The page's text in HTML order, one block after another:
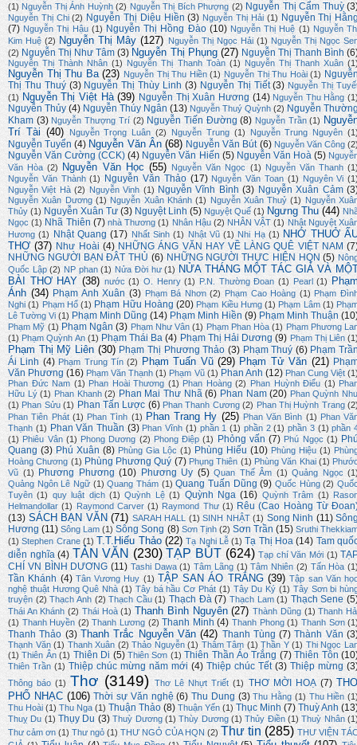
(1) Nguyễn Thị Ánh Huỳnh (2) Nguyễn Thị Bích Phượng (2) Nguyễn Thị Cẩm Thuỳ
Nguyễn Thị Chi (2) Nguyễn Thị Diệu Hiền (3) Nguyễn Thị Hải (1) Nguyễn Thị
(7) Nguyễn Thị Hậu (1) Nguyễn Thị Hồng Đào (10) Nguyễn Thị Huệ (1) Nguyễn
Kim Huệ (2) Nguyễn Thị Mây (127) Nguyễn Thị Ngọc Hải (1) Nguyễn Thị Ngọc
(2) Nguyễn Thị Như Tâm (3) Nguyễn Thị Phụng (27) Nguyễn Thị Thanh Bình
Nguyễn Thị Thành Nhân (1) Nguyễn Thị Thanh Toàn (1) Nguyễn Thị Thanh Xuân
Nguyễn Thị Thu Ba (23) Nguyễn Thị Thu Hiền (1) Nguyễn Thị Thu Hoài (1)
Thị Thu Thuý (3) Nguyễn Thị Thùy Linh (3) Nguyễn Thị Tiết (3) Nguyễn Thị
(1) Nguyễn Thị Việt Hà (39) Nguyễn Thị Xuân Hương (14) Nguyễn Thu Hằng
Nguyễn Thủy (4) Nguyễn Thúy Ngân (13) Nguyễn Thuý Quỳnh (2) Nguyễn
Kham (3) Nguyễn Thượng Trí (2) Nguyễn Tiến Đường (8) Nguyễn Trần (1)
Trí Tài (40) Nguyễn Trọng Luân (2) Nguyễn Trung (1) Nguyễn Trung Nguyên
Nguyễn Tuyển (4) Nguyễn Văn Ân (68) Nguyễn Văn Bút (6) Nguyễn Văn Công
Nguyễn Văn Cường (CCK) (4) Nguyễn Văn Hiến (5) Nguyễn Văn Hoà (5)
Văn Hòa (2) Nguyễn Văn Học (55) Nguyễn Văn Ngọc (1) Nguyễn Văn Thanh
Nguyễn Văn Thành (1) Nguyễn Văn Thảo (17) Nguyễn Văn Toan (1) Nguyên Vi
Nguyễn Việt Hà (2) Nguyễn Vinh (1) Nguyễn Vĩnh Bình (3) Nguyễn Xuân Cảm
Nguyễn Xuân Dương (1) Nguyễn Xuân Khánh (1) Nguyễn Xuân Thuỷ (1) Nguyễn
Thủy (1) Nguyễn Xuân Tư (3) Nguyệt Linh (5) Nguyệt Quế (1) Ngưng Thu (44)
Ngọc (1) Nhã Thiên (7) nhà Thương (1) Nhân Hậu (2) NHÂN VẬT (1) Nhật Nguyệt
Hương (1) Nhật Quang (17) Nhất Sinh (1) Nhật Vũ (1) Nhi Hạ (1) NHỚ THUỞ
THƠ (37) Như Hoài (4) NHỮNG ÁNG VĂN HAY VỀ LÀNG QUÊ VIỆT NAM
NHỮNG NGƯỜI BẠN ĐÂT THỦ (6) NHỮNG NGƯỜI THỰC HIỆN HQN (5)
Quốc Lập (2) NP phan (1) Nửa Đời hư (1) NỬA THÁNG MỘT TÁC GIẢ VÀ
BÀI THƠ HAY (38) nước (1) O. Henry (1) P.N. Thường Đoan (1) Pearl (1)
Ánh (34) Phạm Anh Xuân (3) Phạm Bá Nhơn (2) Phạm Cao Hoàng (1) Phạm
Nghi (1) Phạm Hổ (1) Phạm Hữu Hoàng (20) Phạm Kiều Hưng (1) Phạm Lâm (1)
Lê Tường Vi (1) Phạm Minh Dũng (14) Phạm Minh Hiền (9) Phạm Minh Thuận
Phạm Mỹ (1) Phạm Ngân (3) Phạm Như Vân (1) Phạm Phan Hòa (1) Phạm Phương
(1) Phạm Quỳnh An (1) Phạm Thái Ba (4) Phạm Thị Hải Dương (9) Phạm Thị Liên
Phạm Thị Mỹ Liên (30) Phạm Thị Phương Thảo (3) Phạm Thuý (6) Phạm
Ái Linh (4) Phạm Trung Tín (2) Phạm Tuấn Vũ (29) Phạm Tử Văn (21)
Văn Phương (16) Phạm Văn Thạnh (1) Phạm Vũ (1) Phan Anh (12) Phan Cung Việt
Phan Đức Nam (1) Phan Hoài Thương (1) Phan Hoàng (2) Phan Huỳnh Điểu (1)
Hữu Lý (1) Phan Khanh (2) Phan Mai Thư Nhã (6) Phan Nam (20) Phan Quỳnh
(1) Phan Sửu (1) Phan Tấn Lược (6) Phan Thanh Cương (2) Phan Thị Huỳnh Trang
Phan Tiên Phát (1) Phan Tình (1) Phan Trang Hy (25) Phan Văn Bình (1) Phan
Thạnh (1) Phan Văn Thuần (3) Phan Vĩnh (1) phần 1 (1) phần 2 (1) phần 3 (1) phần
(1) Phiêu Vân (1) Phong Dương (2) Phong Điệp (1) Phỏng vấn (7) Phú Ngọc (1)
Quang (3) Phú Xuân (8) Phùng Gia Lộc (1) Phùng Hiếu (10) Phùng Hiệu (1)
Hoàng Chương (1) Phùng Phương Quý (7) Phụng Thiên (1) Phùng Văn Khai (1)
Vũ (1) Phương Phương (10) Phương Uy (5) Quan Thế Âm (1) Quảng Ngọc
Quảng Ngôn Lê Ngữ (1) Quang Thám (1) Quang Tuấn Dũng (9) Quốc Hùng (2)
Tuyên (1) quy luật dịch (1) Quỳnh Lệ (1) Quỳnh Nga (16) Quỳnh Trâm (1)
Helmandollar (1) Raymond Carver (1) Raymond Thư (1) Rêu (Cao Hoàng Từ
(13) SÁCH BẠN VĂN (71) SARAH HALL (1) SINH NHẬT (1) Song Ninh (11)
Hương (11) Sông Lam (1) Sông Song (8) Sơn Tịnh (2) Sơn Trần (15) Sruthi
(1) Stephen Crane (1) T.T.Hiếu Thảo (22) Tạ Nghi Lễ (1) Tạ Thị Hoa (14) Tam
diễn nghĩa (4) TẢN VĂN (230) TẠP BÚT (624) Tạp chí Văn Mới (1)
CHÍ VN BÌNH DƯƠNG (11) Tashi Dawa (1) Tâm Lãng (1) Tâm Nhiên (2) Tấn Hòa
Tần Khánh (4) Tân Vương Huy (1) TẬP SAN ÁO TRẮNG (39) Tập san Văn
nghệ thuật Hương Quê Nhà (1) Tây bá hầu Cơ Phát (1) Tây Du Ký (1) Tây Sơn bi
truyện (2) Thạch Anh (2) Thạch Cầu (1) Thạch Đà (7) Thạch Lam (1) Thạch Sene
Thái An Khánh (2) Thái Hoà (1) Thanh Bình Nguyên (27) Thành Dũng (1) Thanh
(1) Thanh Huyền (2) Thanh Lương (2) Thanh Minh (4) Thanh Phong (1) Thanh Sơn
Thanh Thảo (3) Thanh Trắc Nguyễn Văn (42) Thanh Tùng (7) Thành Văn
Thạnh Văn (1) Thanh Xuân (2) Thảo Nguyễn (1) Thâm Tâm (1) Thần Y (1) Thi Ngọc
(1) Thiên Ân (1) Thiên Di (5) Thiên Sơn (1) Thiên Thần Áo Trắng (7) Thiên Tôn
Thiên Trần (1) Thiệp chúc mừng năm mới (4) Thiệp chúc Tết (3) Thiệp mừng
Thông báo (1) Thơ (3149) Thơ Lê Nhựt Triết (1) THƠ MỜI HOẠ (7)
PHỔ NHẠC (106) Thời sự Văn nghệ (6) Thu Dung (3) Thu Hằng (1) Thu Hiền
Thu Hoài (1) Thu Nga (1) Thuận Thảo (8) Thuận Yến (1) Thục Minh (7) Thuỳ Anh
Thuỵ Du (1) Thụy Du (3) Thuỳ Dương (1) Thùy Dương (1) Thủy Điền (1) Thuỳ Nhân
Thư cảm ơn (1) Thư ngỏ (1) THƯ NGỎ CỦA HQN (2) Thư tin (285) THƯ VIỆN